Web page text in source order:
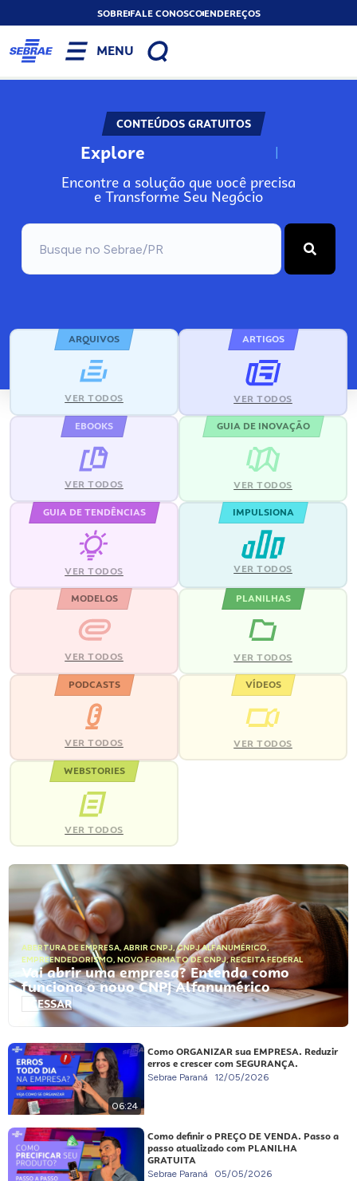
SOBREFALE CONOSCOENDEREÇOS
MENU
CONTEÚDOS GRATUITOS
Explore N
Encontre a solução que você precisa
e Transforme Seu Negócio
ARQUIVOS
VER TODOS
ARTIGOS
VER TODOS
EBOOKS
VER TODOS
GUIA DE INOVAÇÃO
VER TODOS
GUIA DE TENDÊNCIAS
VER TODOS
IMPULSIONA
VER TODOS
MODELOS
VER TODOS
PLANILHAS
VER TODOS
PODCASTS
VER TODOS
VÍDEOS
VER TODOS
WEBSTORIES
VER TODOS
ABERTURA DE EMPRESA, ABRIR CNPJ,CNPJ ALFANUMÉRICO,
EMPREENDEDORISMO, NOVO FORMATO DE CNPJ,RECEITA FEDERAL
Vai abrir uma empresa? Entenda como
funciona o novo CNPJ Alfanumérico
ACESSAR
06:24
Como ORGANIZAR sua EMPRESA. Reduzir
erros e crescer com SEGURANÇA.
Sebrae Paraná 12/05/2026
Como definir o PREÇO DE VENDA. Passo a
passo atualizado com PLANILHA
GRATUITA
Sebrae Paraná 05/05/2026